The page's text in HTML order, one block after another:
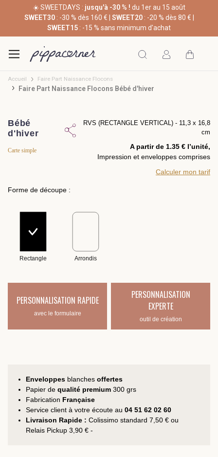
☀️ SWEETDAYS : jusqu'à -30 % ! du 1er au 15 août
SWEET30: -30 % dès 160 € | SWEET20: -20 % dès 80 € |
SWEET15 : -15 % sans minimum d'achat
Accueil Faire Part Naissance Flocons
Faire Part Naissance Flocons Bébé d'hiver
Bébé
d'hiver
Carte simple
RVS (RECTANGLE VERTICAL) - 11,3 x 16,8
cm
A partir de 1.35 € l’unité,
Impression et enveloppes comprises
Calculer mon tarif
Forme de découpe :
Rectangle Arrondis
PERSONNALISATION RAPIDE
avec le formulaire
PERSONNALISATION
EXPERTE
outil de création
Enveloppes blanches offertes
Papier de qualité premium 300 grs
Fabrication Française
Service client à votre écoute au 04 51 62 02 60
Livraison Rapide : Colissimo standard 7,50 € ou
Relais Pickup 3,90 € -